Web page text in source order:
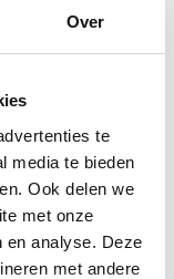
Over
te
media te bieden
Ook delen we
met onze
en analyse. Deze
met andere